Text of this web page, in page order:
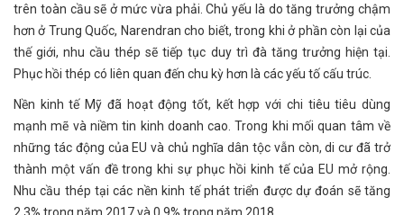
trên toàn cầu sẽ ở mức vừa phải. Chủ yếu là do tăng trưởng chậm
hơn ở Trung Quốc, Narendran cho biết, trong khi ở phần còn lại của
thế giới, nhu cầu thép sẽ tiếp tục duy trì đà tăng trưởng hiện tại.
Phục hồi thép có liên quan đến chu kỳ hơn là các yếu tố cấu trúc.
Nền kinh tế Mỹ đã hoạt động tốt, kết hợp với chi tiêu tiêu dùng
mạnh mẽ và niềm tin kinh doanh cao. Trong khi mối quan tâm về
những tác động của EU và chủ nghĩa dân tộc vẫn còn, di cư đã trở
thành một vấn đề trong khi sự phục hồi kinh tế của EU mở rộng.
Nhu cầu thép tại các nền kinh tế phát triển được dự đoán sẽ tăng
2,3% trong năm 2017 và 0,9% trong năm 2018.